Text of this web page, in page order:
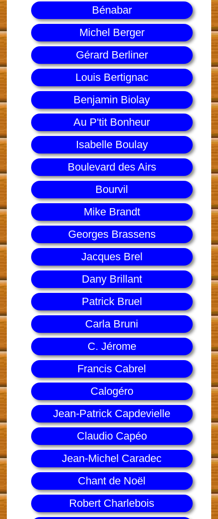
Bénabar
Michel Berger
Gérard Berliner
Louis Bertignac
Benjamin Biolay
Au P'tit Bonheur
Isabelle Boulay
Boulevard des Airs
Bourvil
Mike Brandt
Georges Brassens
Jacques Brel
Dany Brillant
Patrick Bruel
Carla Bruni
C. Jérome
Francis Cabrel
Calogéro
Jean-Patrick Capdevielle
Claudio Capéo
Jean-Michel Caradec
Chant de Noël
Robert Charlebois